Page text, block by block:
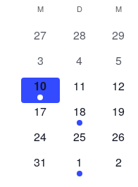
wählen.
Kalender
von
M MONTAGDDIENSTAG
M
0
27
0
28
0
29
0
Veranstaltungen
3
0
4
0
5
1
Veranstaltung
10
0
11
0
12
0
Veranstaltungen
17
1
Veranstaltung
18
0
19
0
24
0
25
0
26
0
Veranstaltungen
31
1
Veranstaltung
1
0
2